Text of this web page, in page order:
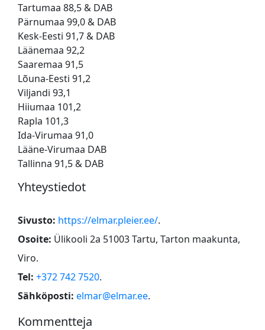
Tartumaa 88,5 & DAB
Pärnumaa 99,0 & DAB
Kesk-Eesti 91,7 & DAB
Läänemaa 92,2
Saaremaa 91,5
Lõuna-Eesti 91,2
Viljandi 93,1
Hiiumaa 101,2
Rapla 101,3
Ida-Virumaa 91,0
Lääne-Virumaa DAB
Tallinna 91,5 & DAB
Yhteystiedot
Sivusto: https://elmar.pleier.ee/.
Osoite: Ülikooli 2a 51003 Tartu, Tarton maakunta,
Viro.
Tel: +372 742 7520.
Sähköposti: elmar@elmar.ee.
Kommentteja